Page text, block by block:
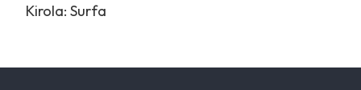
Kirola: Surfa